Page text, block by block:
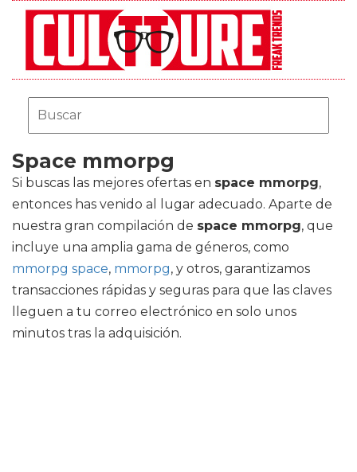
Space mmorpg
Si buscas las mejores ofertas en space mmorpg,
entonces has venido al lugar adecuado. Aparte de
nuestra gran compilación de space mmorpg, que
incluye una amplia gama de géneros, como
mmorpg space, mmorpg, y otros, garantizamos
transacciones rápidas y seguras para que las claves
lleguen a tu correo electrónico en solo unos
minutos tras la adquisición.